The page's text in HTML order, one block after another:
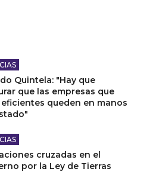
Quintela: "Hay que
que las empresas que
eficientes queden en manos
cruzadas en el
por la Ley de Tierras